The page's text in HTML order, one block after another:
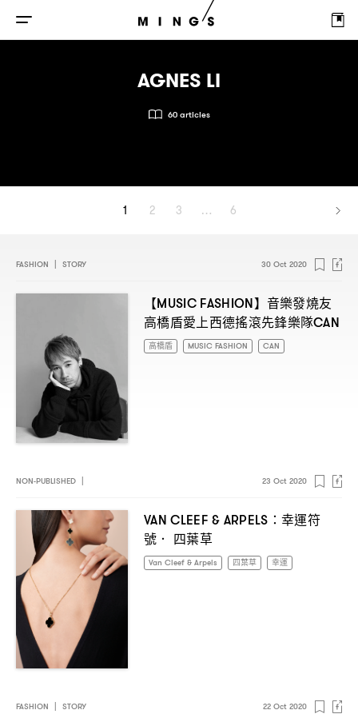
AGNES LI
60 articles
1 2 3 … 6
FASHION STORY 30 Oct 2020
【MUSIC FASHION】音樂發燒友
高橋盾愛上西德搖滾先鋒樂隊CAN
高橋盾 MUSIC FASHION CAN
NON-PUBLISHED | 23 Oct 2020
VAN CLEEF & ARPELS：幸運符
號 ． 四葉草
Van Cleef & Arpels 四葉草 幸運
FASHION STORY 22 Oct 2020